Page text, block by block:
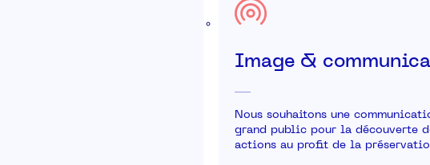
Image &
Nous souhaitons une
grand public pour la découverte
actions au profit de la